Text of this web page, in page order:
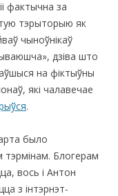
фактычна за
тэрыторыю як
чыноўнікаў
дзіва што
на фіктыўны
які чалавечае
.
было
Блогерам
вось і Антон
з інтэрнэт-